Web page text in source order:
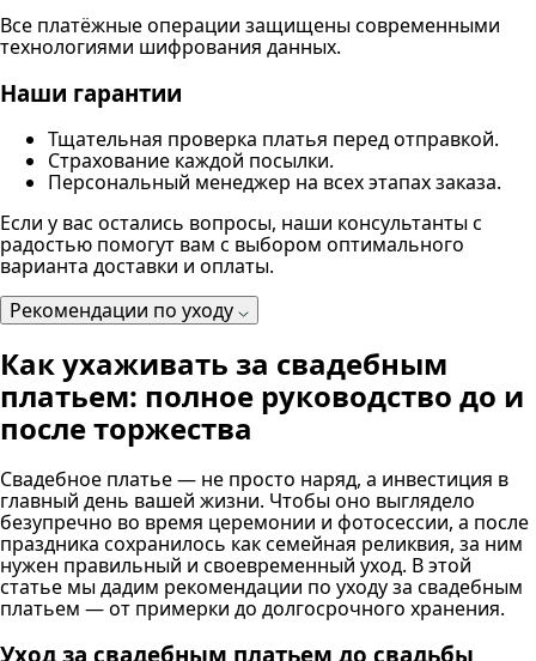
Все платёжные операции защищены современными
технологиями шифрования данных.
Наши гарантии
Тщательная проверка платья перед отправкой.
Страхование каждой посылки.
Персональный менеджер на всех этапах заказа.
Если у вас остались вопросы, наши консультанты с
радостью помогут вам с выбором оптимального
варианта доставки и оплаты.
Рекомендации по уходу
Как ухаживать за свадебным
платьем: полное руководство до и
после торжества
Свадебное платье — не просто наряд, а инвестиция в
главный день вашей жизни. Чтобы оно выглядело
безупречно во время церемонии и фотосессии, а после
праздника сохранилось как семейная реликвия, за ним
нужен правильный и своевременный уход. В этой
статье мы дадим рекомендации по уходу за свадебным
платьем — от примерки до долгосрочного хранения.
Уход за свадебным платьем до свадьбы